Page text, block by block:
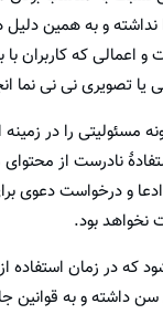
نداشته و به همین
اعمالی که کاربران
یا تصویری نی نی نما
مسئولیتی را در
نادرست از
و درخواست دعوی
نخواهد بود.
که در زمان استفاده
بیشتر از ۱۶ سال سن داشته و